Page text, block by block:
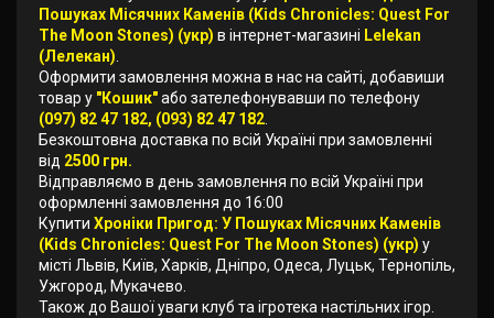
Пошуках Місячних Каменів (Kids Chronicles: Quest For
The Moon Stones) (укр) в інтернет-магазині Lelekan
(Лелекан)
Оформити замовлення можна в нас на сайті, добавиши
товар у "Кошик"або зателефонувавши по телефону
(097) 82 47 182, (093) 82 47 182
Безкоштовна доставка по всій Україні при замовленні
від 2500 грн.
Відправляємо в день замовлення по всій Україні при
оформленні замовлення до 16:00
Купити Хроніки Пригод: У Пошуках Місячних Каменів
(Kids Chronicles: Quest For The Moon Stones) (укр) у
місті Львів, Київ, Харків, Дніпро, Одеса, Луцьк, Тернопіль,
Ужгород, Мукачево.
Також до Вашої уваги клуб та ігротека настільних ігор.